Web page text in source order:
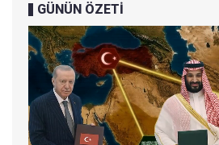
GÜNÜN ÖZETİ